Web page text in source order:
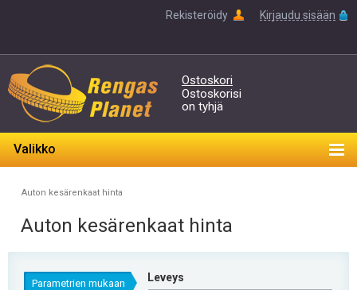
Rekisteröidy Kirjaudu sisään
Ostoskori
Ostoskorisi
on tyhjä
Valikko
Auton kesärenkaat hinta
Auton kesärenkaat hinta
Parametrien mukaan Leveys